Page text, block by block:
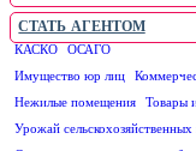
СТАТЬ АГЕНТОМ
КАСКО ОСАГО
Имущество юр лиц
Нежилые помещения
Товары
Урожай сельскохозяйственных